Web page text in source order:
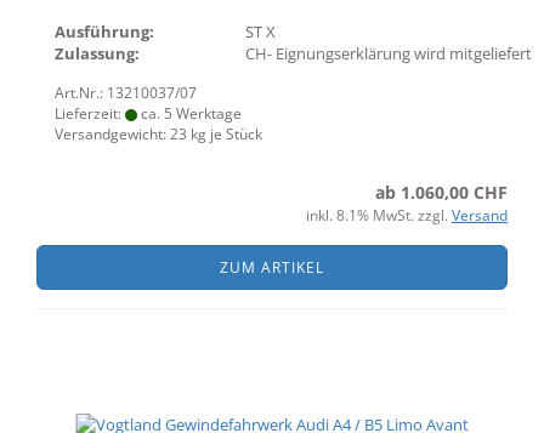
Ausführung:
ST X
Zulassung:
CH- Eignungserklärung wird mitgeliefert
Art.Nr.: 13210037/07
Lieferzeit:
ca. 5 Werktage
Versandgewicht:23 kg je Stück
ab 1.060,00 CHF
inkl. 8.1% MwSt. zzgl. Versand
ZUM ARTIKEL